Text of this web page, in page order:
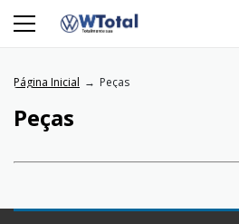
Página Inicial Peças
Peças